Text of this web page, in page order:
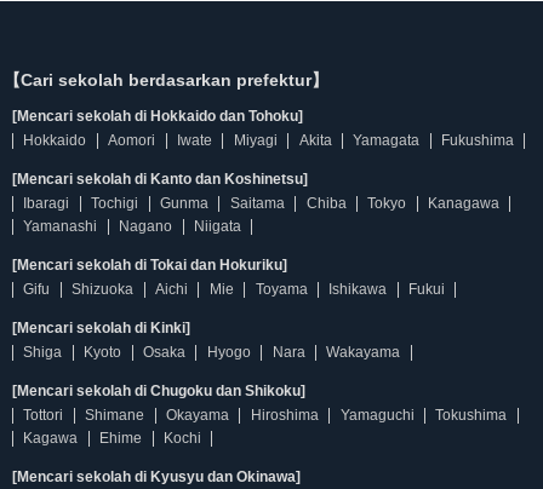
【Cari sekolah berdasarkan prefektur】
[Mencari sekolah di Hokkaido dan Tohoku]
Hokkaido
Aomori Iwate Miyagi Akita Yamagata Fukushima
[Mencari sekolah di Kanto dan Koshinetsu]
Ibaragi
Tochigi Gunma Saitama Chiba Tokyo
Kanagawa
Yamanashi
Nagano Niigata
[Mencari sekolah di Tokai dan Hokuriku]
Gifu
Shizuoka Aichi Mie Toyama Ishikawa Fukui
[Mencari sekolah di Kinki]
Shiga
Kyoto Osaka Hyogo Nara Wakayama
[Mencari sekolah di Chugoku dan Shikoku]
Tottori
Shimane Okayama Hiroshima Yamaguchi
Tokushima
Kagawa
Ehime Kochi
[Mencari sekolah di Kyusyu dan Okinawa]